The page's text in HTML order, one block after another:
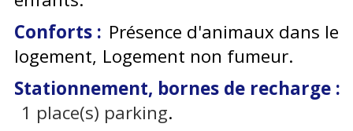
Conforts : Présence d'animaux dans le
logement Logement non fumeur
Stationnement, bornes de recharge :
1 place(s) parking